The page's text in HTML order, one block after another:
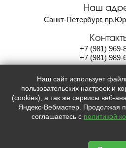
Наш
Санкт-Петербург,
+7 (981) 969-
+7 (981) 989-
Мы в
 
Наш сайт использует
пользовательских настроек и
(cookies), а так же сервисы веб-
Яндекс-Вебмастер. Продолжая
соглашаетесь с политикой